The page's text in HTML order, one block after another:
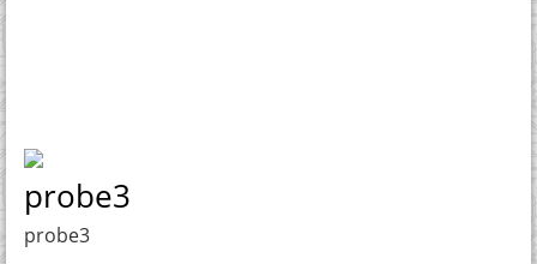
probe3
probe3